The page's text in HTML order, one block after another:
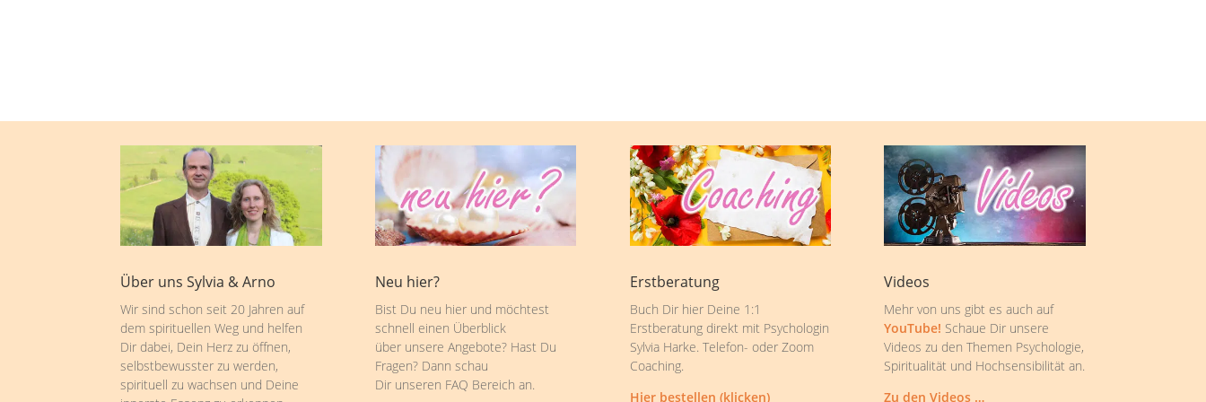
Über uns Sylvia & Arno
Wir sind schon seit 20 Jahren auf
dem spirituellen Weg und helfen
Dir dabei, Dein Herz zu öffnen,
selbstbewusster zu werden,
spirituell zu wachsen und Deine
Neu hier?
Bist Du neu hier und möchtest
schnell einen Überblick
über unsere Angebote? Hast Du
Fragen? Dann schau
Dir unseren FAQ Bereich an.
Erstberatung
Buch Dir hier Deine 1:1
Erstberatung direkt mit Psychologin
Sylvia Harke. Telefon- oder Zoom
Coaching.
Hier bestellen (klicken)
Videos
Mehr von uns gibt es auch auf
YouTube! Schaue Dir unsere
Videos zu den Themen Psychologie,
Spiritualität und Hochsensibilität an.
Zu den Videos …